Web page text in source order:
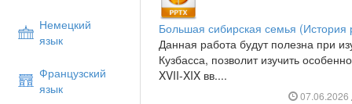
Немецкий
язык
Французский
язык
Большая сибирская семья (История
Данная работа будут полезна при
Кузбасса, позволит изучить
XVII-XIX вв....
07.06.2026